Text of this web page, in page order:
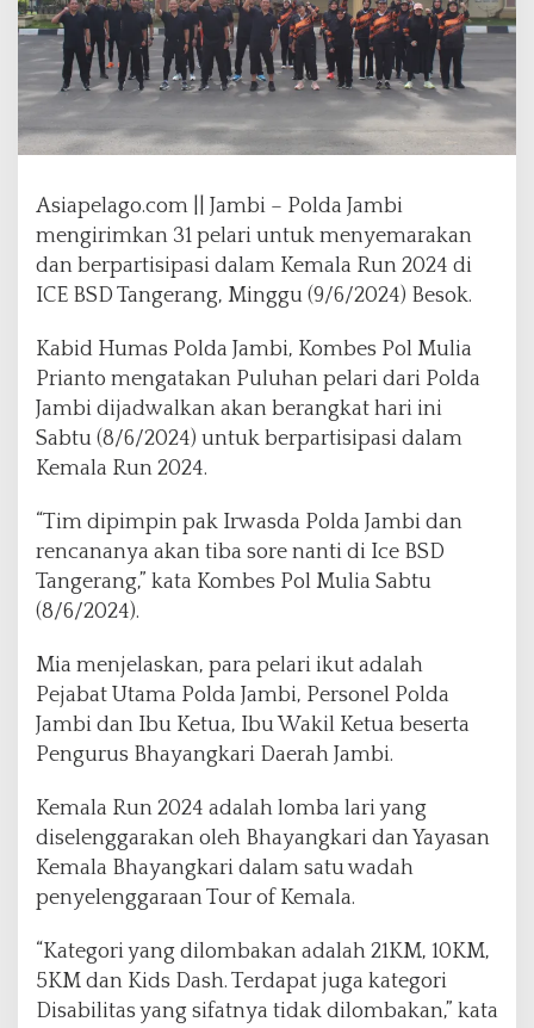
r
i
P
o
d
a
m
b
i
B
r
a
g
k
a
K
K
e
R
u
n
i
C
E
B
D
a
n
Asiapelago.com || Jambi – Polda Jambi
mengirimkan 31 pelari untuk menyemarakan
dan berpartisipasi dalam Kemala Run 2024 di
ICE BSD Tangerang, Minggu (9/6/2024) Besok.
Kabid Humas Polda Jambi, Kombes Pol Mulia
Prianto mengatakan Puluhan pelari dari Polda
Jambi dijadwalkan akan berangkat hari ini
Sabtu (8/6/2024) untuk berpartisipasi dalam
Kemala Run 2024.
“Tim dipimpin pak Irwasda Polda Jambi dan
rencananya akan tiba sore nanti di Ice BSD
Tangerang,” kata Kombes Pol Mulia Sabtu
(8/6/2024).
Mia menjelaskan, para pelari ikut adalah
Pejabat Utama Polda Jambi, Personel Polda
Jambi dan Ibu Ketua, Ibu Wakil Ketua beserta
Pengurus Bhayangkari Daerah Jambi.
Kemala Run 2024 adalah lomba lari yang
diselenggarakan oleh Bhayangkari dan Yayasan
Kemala Bhayangkari dalam satu wadah
penyelenggaraan Tour of Kemala.
“Kategori yang dilombakan adalah 21KM, 10KM,
5KM dan Kids Dash. Terdapat juga kategori
Disabilitas yang sifatnya tidak dilombakan,” kata